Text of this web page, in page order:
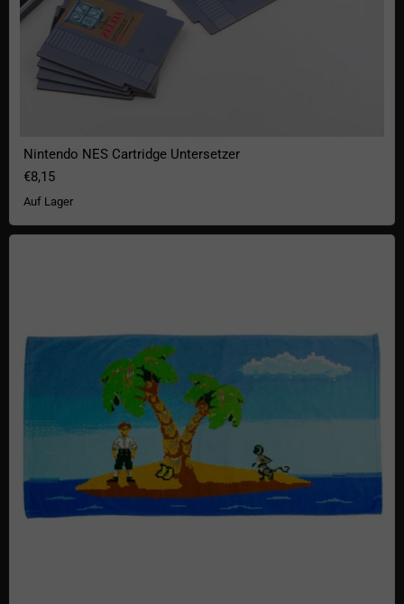
Nintendo NES Cartridge Untersetzer
€8,15
Auf Lager